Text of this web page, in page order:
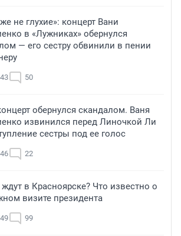
не глухие»: концерт Вани
в «Лужниках» обернулся
— его сестру обвинили в пении
50
обернулся скандалом. Ваня
извинился перед Линочкой Ли
сестры под ее голос
22
в Красноярске? Что известно о
визите президента
99